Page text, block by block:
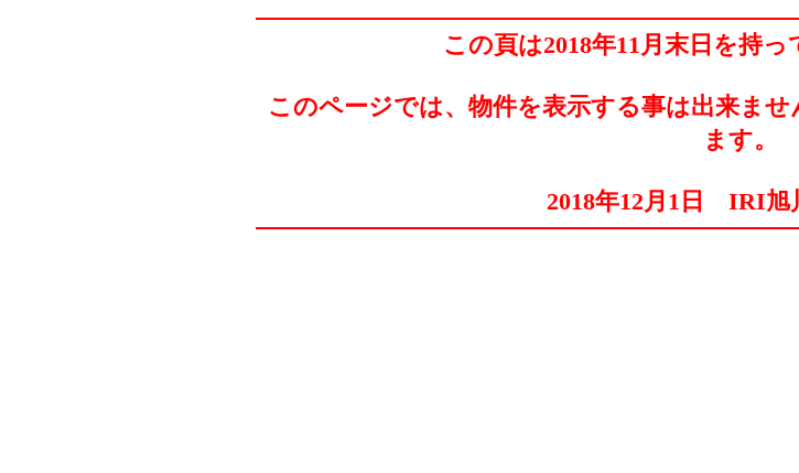
この頁は2018年11月末日を持っ
このページでは、物件を表示する事は出来ま
ます。
2018年12月1日 IRI旭